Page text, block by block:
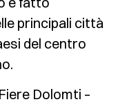
principali città
del centro
Dolomti –